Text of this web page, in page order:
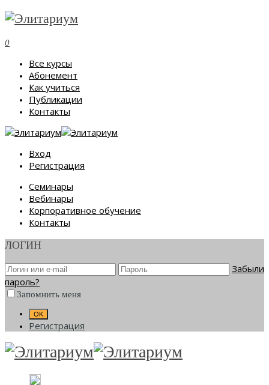
0
Все курсы
Абонемент
Как учиться
Публикации
Контакты
Вход
Регистрация
Семинары
Вебинары
Корпоративное обучение
Контакты
ЛОГИН
Забыли
пароль?
Запомнить меня
Регистрация